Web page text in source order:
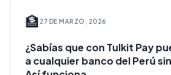
🏦 27 DE MARZO, 2026
¿Sabías que con Tulkit Pay
a cualquier banco del Perú